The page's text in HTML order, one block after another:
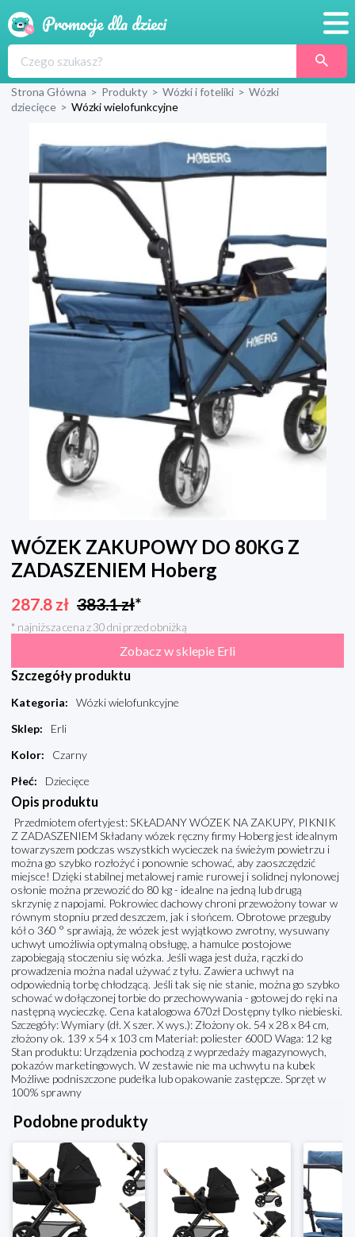
Produkty
Blog
Wyprawka
Strona Główna > Produkty > Wózki i foteliki > Wózki
dziecięce > Wózki wielofunkcyjne
WÓZEK ZAKUPOWY DO 80KG Z
ZADASZENIEM Hoberg
287.8 zł 383.1zł*
* najniższa cena z 30 dni przed obniżką
Zobacz w sklepie Erli
Szczegóły produktu
Kategoria:
Wózki wielofunkcyjne
Sklep:
Erli
Kolor:
Czarny
Płeć: Dziecięce
Opis produktu
Przedmiotem ofertyjest: SKŁADANY WÓZEK NA ZAKUPY, PIKNIK
Z ZADASZENIEM Składany wózek ręczny firmy Hoberg jest idealnym
towarzyszem podczas wszystkich wycieczek na świeżym powietrzu i
można go szybko rozłożyć i ponownie schować, aby zaoszczędzić
miejsce! Dzięki stabilnej metalowej ramie rurowej i solidnej nylonowej
osłonie można przewozić do 80 kg - idealne na jedną lub drugą
skrzynię z napojami. Pokrowiec dachowy chroni przewożony towar w
równym stopniu przed deszczem, jak i słońcem. Obrotowe przeguby
kół o 360 ° sprawiają, że wózek jest wyjątkowo zwrotny, wysuwany
uchwyt umożliwia optymalną obsługę, a hamulce postojowe
zapobiegają stoczeniu się wózka. Jeśli waga jest duża, rączki do
prowadzenia można nadal używać z tyłu. Zawiera uchwyt na
odpowiednią torbę chłodzącą. Jeśli tak się nie stanie, można go szybko
schować w dołączonej torbie do przechowywania - gotowej do ręki na
następną wycieczkę. Cena katalogowa 670zł Dostępny tylko niebieski.
Szczegóły: Wymiary (dł. X szer. X wys.): Złożony ok. 54 x 28 x 84 cm,
złożony ok. 139 x 54 x 103 cm Materiał: poliester 600D Waga: 12 kg
Stan produktu: Urządzenia pochodzą z wyprzedaży magazynowych,
pokazów marketingowych. W zestawie nie ma uchwytu na kubek
Możliwe podniszczone pudełka lub opakowanie zastępcze. Sprzęt w
100% sprawny
Podobne produkty